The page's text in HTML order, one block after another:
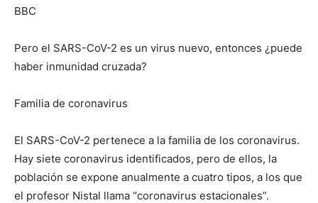
BBC
Pero el SARS-CoV-2 es un virus nuevo, entonces ¿puede
haber inmunidad cruzada?
Familia de coronavirus
El SARS-CoV-2 pertenece a la familia de los coronavirus.
Hay siete coronavirus identificados, pero de ellos, la
población se expone anualmente a cuatro tipos, a los que
el profesor Nistal llama “coronavirus estacionales”.